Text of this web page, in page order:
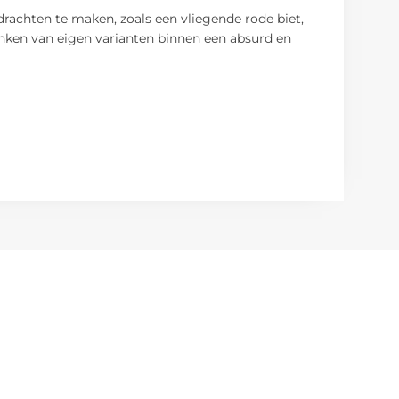
te maken, zoals een vliegende rode biet,
van eigen varianten binnen een absurd en